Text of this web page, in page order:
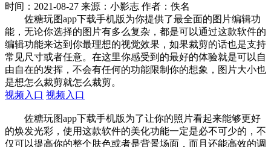
时间：2021-08-27 来源：小影志 作者：佚名
佐糖玩图app下载手机版为你提供了最全面的图片编辑功
能，无论你选择的图片有多么复杂，都是可以通过这款软件的
编辑功能来达到你最理想的视觉效果，如果裁剪的话也是支持
常见尺寸或者任意。在这里你感受到的最好的体验就是可以自
由自在的发挥，不会有任何的功能限制你的想象，图片大小也
是想怎么裁剪就怎么裁剪。
视频入口 视频入口
佐糖玩图app下载手机版为了让你的照片看起来能够更好
的焕发光彩，使用这款软件的美化功能一定是必不可少的，不
仅可以提高你的整个肤色或者是背景场面，而且还能高效的调